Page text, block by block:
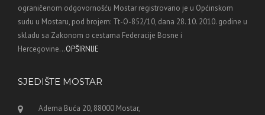
ograničenom odgovornošću Mostar registrovano je u Općinskom
sudu u Mostaru, pod brojem: Tt-O-852/10, dana 28. 10. 2010. godine u
skladu sa Zakonom o cestama Federacije Bosne i
Hercegovine...OPŠIRNIJE
SJEDIŠTE MOSTAR
Adema Buća 20, 88000 Mostar,